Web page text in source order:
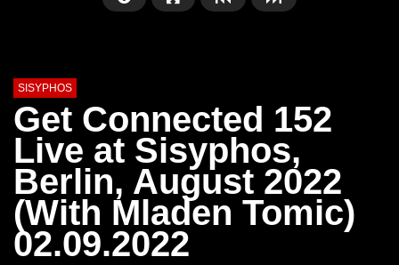
SISYPHOS
Get Connected 152
Live at Sisyphos,
Berlin, August 2022
(With Mladen Tomic)
02.09.2022